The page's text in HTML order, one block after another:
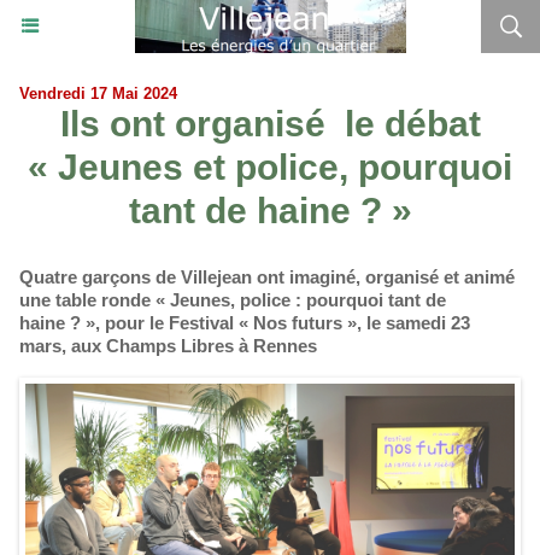
Vendredi 17 Mai 2024
Ils ont organisé le débat
« Jeunes et police, pourquoi
tant de haine ? »
Quatre garçons de Villejean ont imaginé, organisé et animé
une table ronde « Jeunes, police : pourquoi tant de
haine ? », pour le Festival « Nos futurs », le samedi 23
mars, aux Champs Libres à Rennes